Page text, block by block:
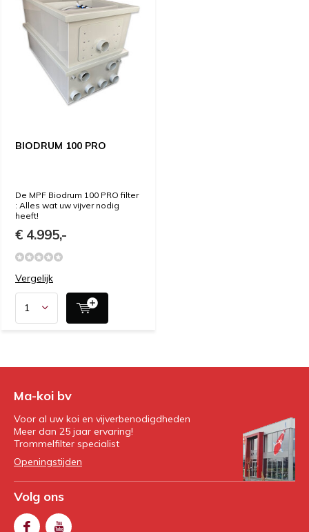
BIODRUM 100 PRO
De MPF Biodrum 100 PRO filter
: Alles wat uw vijver nodig
heeft!
€ 4.995,-
Vergelijk
Ma-koi bv
Voor al uw koi en vijverbenodigdheden
Meer dan 25 jaar ervaring!
Trommelfilter specialist
Openingstijden
Volg ons